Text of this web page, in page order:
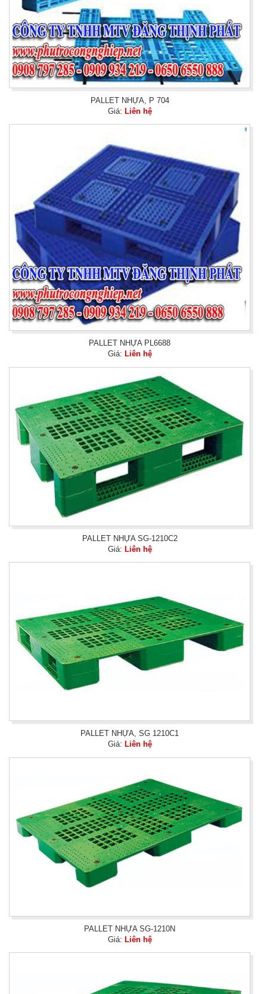
Với thiết kế lõi thép âm bên trong nên chịu tải rất cao,
chân liền khối vững.
PALLET NHỰA, P 704
Giá: Liên hệ
Tăng cường khả năng chịu tải, sử dụng trên kệ, dễ dàng
sử dụng cho tất cả các loại xe nâng.
PALLET NHỰA PL6688
Giá: Liên hệ
PALLET NHỰA SG-1210C2
Giá: Liên hệ
Phù hợp với mọi hoàn cảnh kho bãi, chịu tải cao với
thiết kế vững chắc.
PALLET NHỰA, SG 1210C1
Giá: Liên hệ
*) Lưu ý: Pallet nhựa này không dùng được cho
PALLET NHỰA SG-1210N
Giá: Liên hệ